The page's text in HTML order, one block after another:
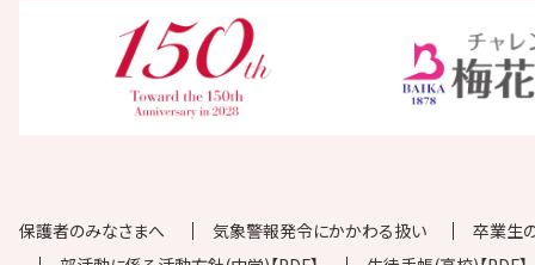
保護者のみなさまへ 気象警報発令にかかわる扱い
卒業生